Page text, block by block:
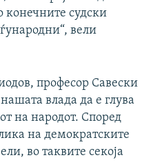
конечните судски
вели
професор Савески
влада да е глува
на народот. Според
на демократските
во таквите секоја